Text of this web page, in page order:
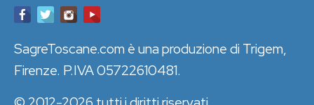
SagreToscane.com è una produzione di Trigem,
Firenze. P.IVA 05722610481.